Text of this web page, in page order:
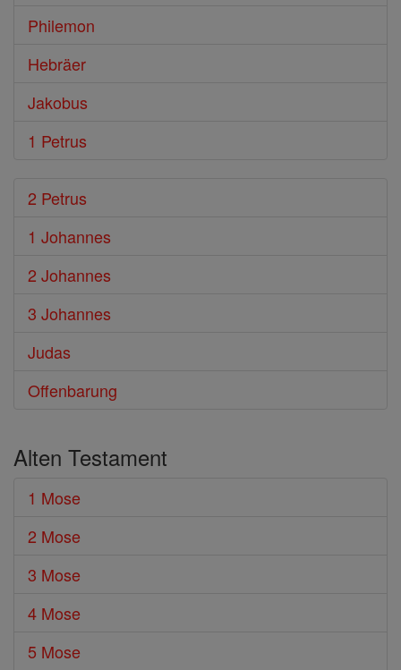
Philemon
Hebräer
Jakobus
1 Petrus
2 Petrus
1 Johannes
2 Johannes
3 Johannes
Judas
Offenbarung
Alten Testament
1 Mose
2 Mose
3 Mose
4 Mose
5 Mose